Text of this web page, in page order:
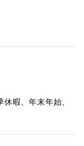
暇、年末年始、